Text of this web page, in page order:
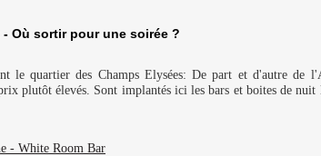
Où sortir pour une soirée ?
quartier des Champs Elysées: De part et d'autre de
plutôt élevés. Sont implantés ici les bars et boites de nuit
- White Room Bar